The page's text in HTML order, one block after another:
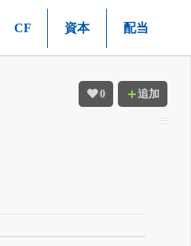
CF 資本 配当
0 追加